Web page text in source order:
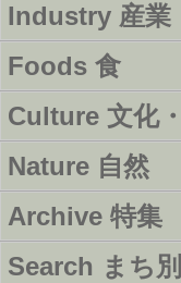
Industry 産業
Foods 食
Culture 文化
Nature 自然
Archive 特集
Search まち